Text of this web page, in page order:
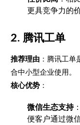
更具竞争力的
2. 腾讯工单
推荐理由 ：腾讯工
合中小型企业使用。
核心优势 ：
微信生态支持
便客户通过微